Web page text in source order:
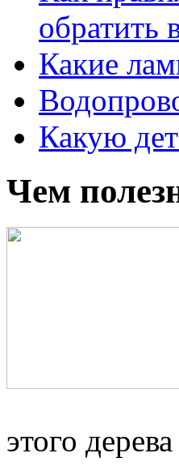
обратить
Какие
Какую
Чем
этого